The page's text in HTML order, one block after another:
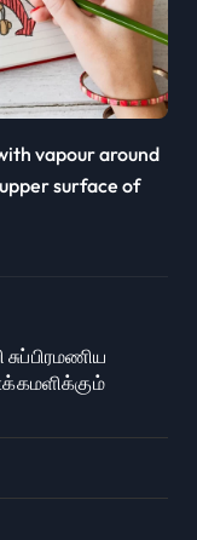
vapour around
surface of